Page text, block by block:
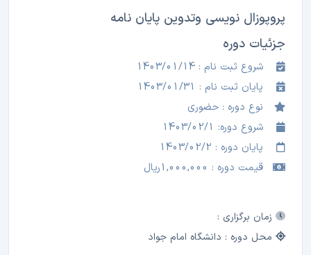
پروپوزال نویسی وتدوین پایان نامه
جزئیات دوره
شروع ثبت نام : 1403/01/14
پایان ثبت نام : 1403/01/31
نوع دوره : حضوری
شروع دوره: 1403/02/1
پایان دوره : 1403/02/2
قیمت دوره : 1,000,000ریال
زمان برگزاری :
محل دوره : دانشگاه امام جواد